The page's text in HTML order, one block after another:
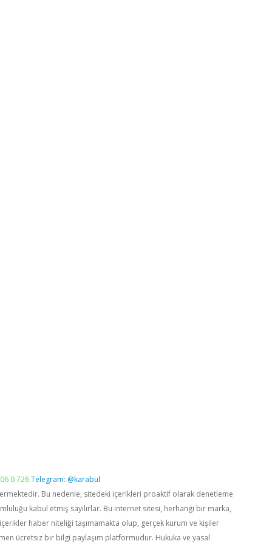
0 726Telegram: @karabul
Bu nedenle, sitedeki içerikleri proaktif olarak denetleme
kabul etmiş sayılırlar. Bu internet sitesi, herhangi bir marka,
haber niteliği taşımamakta olup, gerçek kurum ve kişiler
ücretsiz bir bilgi paylaşım platformudur. Hukuka ve yasal